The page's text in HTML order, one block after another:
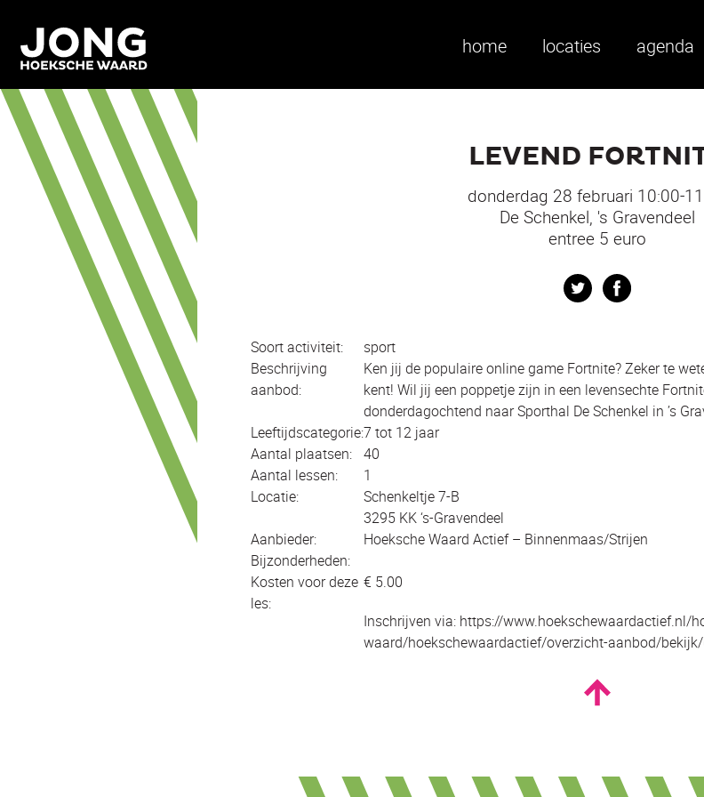
home locaties agenda
LEVEND
donderdag 28 februari 10:00-
De Schenkel, 's Gravendeel
entree 5 euro
Twitter
Soort activiteit:
sport
Beschrijving
aanbod:
Ken jij de populaire online game Fortnite? Zeker te
kent! Wil jij een poppetje zijn in een levensechte
donderdagochtend naar Sporthal De Schenkel in ’s
Leeftijdscategorie:7 tot 12 jaar
Aantal plaatsen: 40
Aantal lessen:
1
Locatie:
Schenkeltje 7-B
3295 KK ‘s-Gravendeel
Aanbieder:
Hoeksche Waard Actief – Binnenmaas/Strijen
Bijzonderheden:
Kosten voor deze
les:
€ 5.00
Inschrijven via: https://www.hoekschewaardactief.nl/
waard/hoekschewaardactief/overzicht-aanbod/